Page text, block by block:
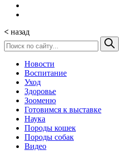
< назад
Новости
Воспитание
Уход
Здоровье
Зооменю
Готовимся к выставке
Наука
Породы кошек
Породы собак
Видео